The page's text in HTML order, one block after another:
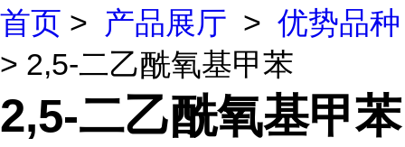
首页 > 产品展厅 > 优势品种
> 2,5-二乙酰氧基甲苯
2,5-二乙酰氧基甲苯